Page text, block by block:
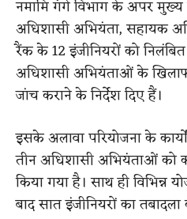
नमामि गंगे विभाग के अपर मुख्य
अधिशासी अभियंता, सहायक
रैंक के 12 इंजीनियरों को
अधिशासी अभियंताओं के
जांच कराने के निर्देश दिए हैं।
इसके अलावा परियोजना के
तीन अधिशासी अभियंताओं को
किया गया है। साथ ही
बाद सात इंजीनियरों का